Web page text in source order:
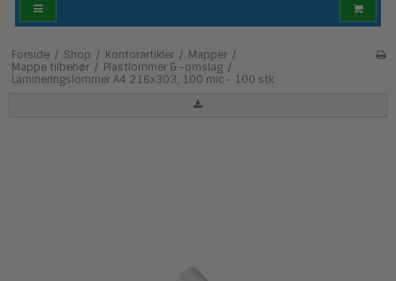
Forside / Shop / Kontorartikler / Mapper /
Mappe tilbehør / Plastlommer & -omslag /
Lamineringslommer A4 216x303, 100 mic - 100 stk